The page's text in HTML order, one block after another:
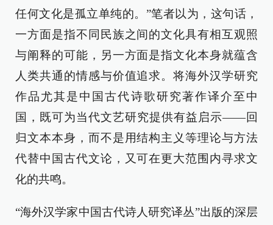
任何文化是孤立单纯的。”笔者以为，这句话，
一方面是指不同民族之间的文化具有相互观照
与阐释的可能，另一方面是指文化本身就蕴含
人类共通的情感与价值追求。将海外汉学研究
作品尤其是中国古代诗歌研究著作译介至中
国，既可为当代文艺研究提供有益启示——回
归文本本身，而不是用结构主义等理论与方法
代替中国古代文论，又可在更大范围内寻求文
化的共鸣。
“海外汉学家中国古代诗人研究译丛”出版的深层